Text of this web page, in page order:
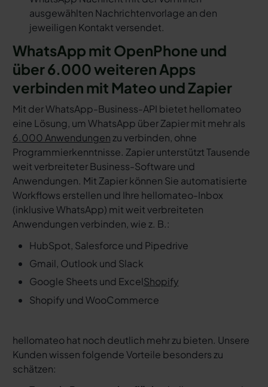
ausgewählten Nachrichtenvorlage an den
jeweiligen Kontakt versendet.
WhatsApp mit OpenPhone und
über 6.000 weiteren Apps
verbinden mit Mateo und Zapier
Mit der WhatsApp-Business-API bietet hellomateo
eine Lösung, um WhatsApp über Zapier mit mehr als
6.000 Anwendungenzu verbinden, ohne
Programmierkenntnisse. Zapier unterstützt Tausende
weit verbreiteter Business-Software und
Anwendungen. Mit Zapier können Sie automatisierte
Workflows erstellen und Ihre hellomateo-Inbox
(inklusive WhatsApp) mit weit verbreiteten
Anwendungen verbinden, wie z. B.:
HubSpot, Salesforce und Pipedrive
Gmail, Outlook und Slack
Google Sheets und ExcelShopify
Shopify und WooCommerce
hellomateo hat noch deutlich mehr zu bieten. Unsere
Kunden wissen folgende Vorteile besonders zu
schätzen: